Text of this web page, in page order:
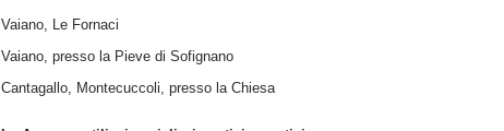
Vaiano, Le Fornaci
Vaiano, presso la Pieve di Sofignano
Cantagallo, Montecuccoli, presso la Chiesa